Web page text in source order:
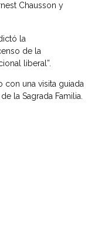
Chausson y
la
de la
liberal”.
una visita guiada
la Sagrada Familia.